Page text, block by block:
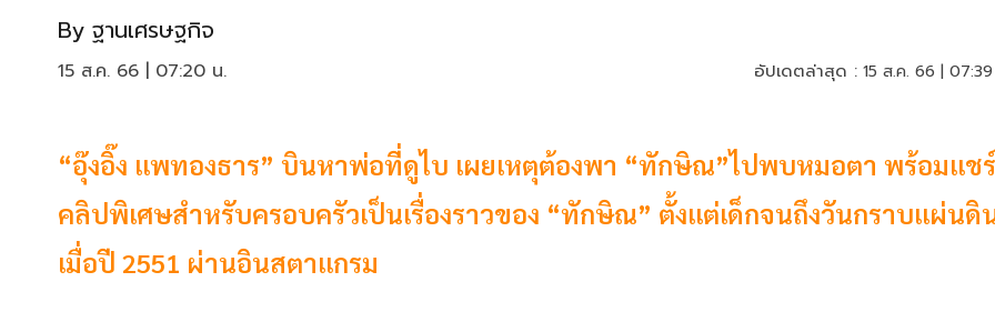
By ฐานเศรษฐกิจ
15 ส.ค. 66 | 07:20 น. อัปเดตล่าสุด : 15 ส.ค. 66 |
“อุ๊งอิ๊ง แพทองธาร” บินหาพ่อที่ดูไบ เผยเหตุต้องพา “ทักษิณ”ไปพบหมอตา พร้อมแชร์
คลิปพิเศษสำหรับครอบครัวเป็นเรื่องราวของ “ทักษิณ” ตั้งแต่เด็กจนถึงวันกราบแผ่นดิ
เมื่อปี 2551 ผ่านอินสตาแกรม